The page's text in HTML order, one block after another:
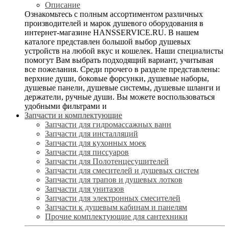
Описание
Ознакомьтесь с полным ассортиментом различных
производителей и марок душевого оборудования в
интернет-магазине HANSSERVICE.RU. В нашем
каталоге представлен большой выбор душевых
устройств на любой вкус и кошелек. Наши специалисты
помогут Вам выбрать подходящий вариант, учитывая
все пожелания. Среди прочего в разделе представлены:
верхние души, боковые форсунки, душевые наборы,
душевые панели, душевые системы, душевые шланги и
держатели, ручные души. Вы можете воспользоваться
удобными фильтрами и
Запчасти и комплектующие
Запчасти для гидромассажных ванн
Запчасти для инсталляций
Запчасти для кухонных моек
Запчасти для писсуаров
Запчасти для Полотенцесушителей
Запчасти для смесителей и душевых систем
Запчасти для трапов и душевых лотков
Запчасти для унитазов
Запчасти для электронных смесителей
Запчасти к душевым кабинам и панелям
Прочие комплектующие для сантехники